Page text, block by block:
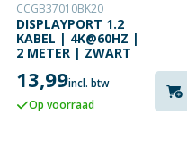
CCGB37010BK20
DISPLAYPORT 1.2
KABEL | 4K@60HZ |
2 METER | ZWART
13,99incl. btw
Op voorraad